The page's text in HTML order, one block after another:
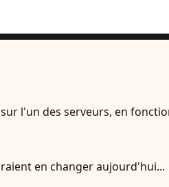
l'un des serveurs, en
en changer aujourd'hui...